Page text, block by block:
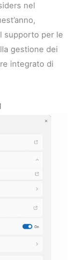
nel
supporto per le
gestione dei
integrato di